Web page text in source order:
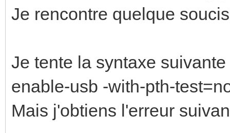
Je rencontre quelque
Je tente la syntaxe
enable-usb -with-pth-
Mais j'obtiens l'erreur